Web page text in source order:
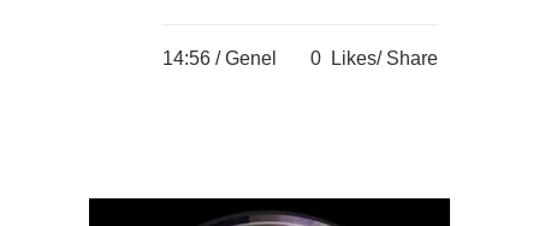
14:56 /Genel 0 Likes Share